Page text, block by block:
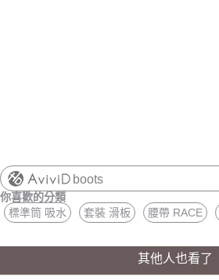
boots
你喜歡的分類
標準筒 吸水
套裝 滑板 腰帶 RACE
其他人也看了